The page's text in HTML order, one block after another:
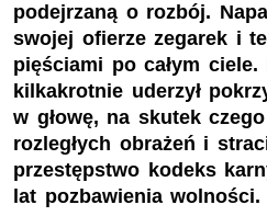
podejrzaną o rozbój.
swojej ofierze zegarek i
pięściami po całym ciele.
kilkakrotnie uderzył
w głowę, na skutek
rozległych obrażeń i
przestępstwo kodeks
lat pozbawienia wolności.